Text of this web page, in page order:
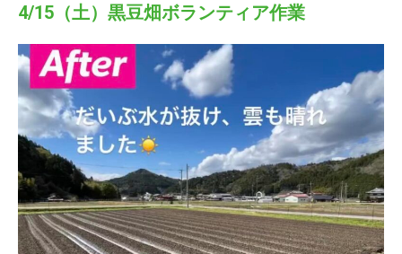
4/15（土）黒豆畑ボランティア作業